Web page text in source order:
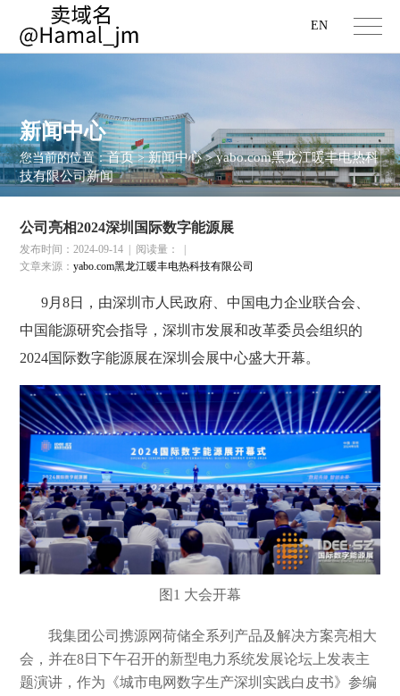
EN
新闻中心
您当前的位置：首页>新闻中心>yabo.com黑龙江暖丰电热科
技有限公司新闻
公司亮相2024深圳国际数字能源展
发布时间：2024-09-14 阅读量：
文章来源：yabo.com黑龙江暖丰电热科技有限公司
9月8日，由深圳市人民政府、中国电力企业联合会、
中国能源研究会指导，深圳市发展和改革委员会组织的
2024国际数字能源展在深圳会展中心盛大开幕。
图1 大会开幕
我集团公司携源网荷储全系列产品及解决方案亮相大
会，并在8日下午召开的新型电力系统发展论坛上发表主
题演讲，作为《城市电网数字生产深圳实践白皮书》参编